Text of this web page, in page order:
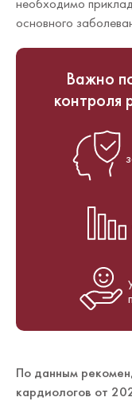
основного
Важно
контроля
По данным
кардиологов от